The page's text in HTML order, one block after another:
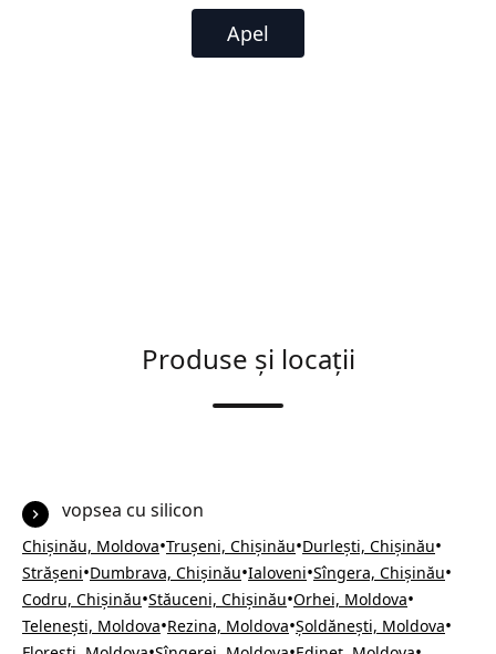
Apel
Produse și locații
vopsea cu silicon
Chișinău, Moldova•Trușeni, Chișinău•Durlești, Chișinău•
Strășeni•Dumbrava, Chișinău•Ialoveni•Sîngera, Chișinău•
Codru, Chișinău•Stăuceni, Chișinău•Orhei, Moldova•
Telenești, Moldova•Rezina, Moldova•Șoldănești, Moldova•